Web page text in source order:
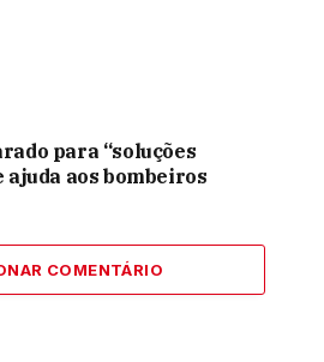
para “soluções
aos bombeiros
COMENTÁRIO